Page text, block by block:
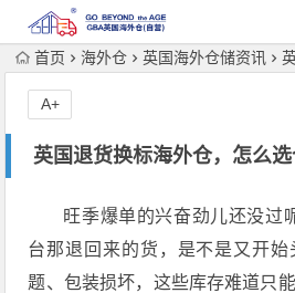
首页 海外仓 英国海外仓储资讯 英
英国退货换标海外仓，怎么选
A+
旺季爆单的兴奋劲儿还没过
台那退回来的货，是不是又开始
题、包装损坏，这些库存难道只